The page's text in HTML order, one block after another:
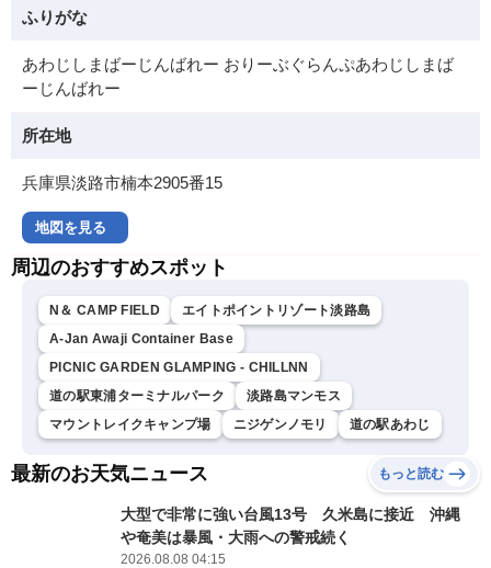
ふりがな
あわじしまばーじんばれー おりーぶぐらんぷあわじしまば
ーじんばれー
所在地
兵庫県淡路市楠本2905番15
地図を見る
周辺のおすすめスポット
N＆ CAMP FIELD
エイトポイントリゾート淡路島
A-Jan Awaji Container Base
PICNIC GARDEN GLAMPING - CHILLNN
道の駅東浦ターミナルパーク
淡路島マンモス
マウントレイクキャンプ場
ニジゲンノモリ 道の駅あわじ
最新のお天気ニュース もっと読む
大型で非常に強い台風13号 久米島に接近 沖縄
や奄美は暴風・大雨への警戒続く
2026.08.08 04:15